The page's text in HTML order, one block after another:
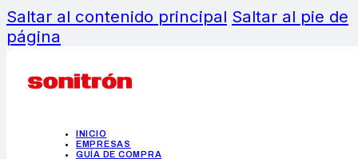
Saltar al contenido principal Saltar al pie de
página
INICIO
EMPRESAS
GUÍA DE COMPRA